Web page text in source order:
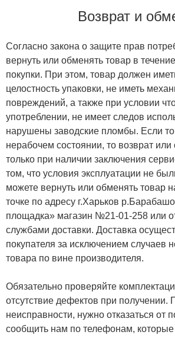
Возврат и
Согласно закона о защите прав
вернуть или обменять товар в
покупки. При этом, товар должен
целостность упаковки, не иметь
повреждений, а также при условии
употреблении, не имеет следов
нарушены заводские пломбы. Если
нерабочем состоянии, то возврат
только при наличии заключения
том, что условия эксплуатации не
можете вернуть или обменять товар
точке по адресу г.Харьков
площадка» магазин №21-01-258 или
службами доставки. Доставка
покупателя за исключением случаев
товара по вине производителя.
Обязательно проверяйте
отсутствие дефектов при получении.
неисправности, нужно отказаться от
сообщить нам по телефонам, которые